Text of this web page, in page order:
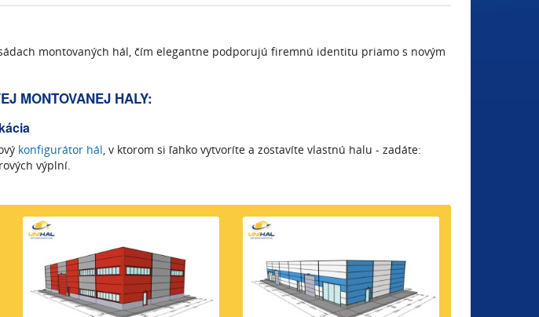
montovaných hál, čím elegantne podporujú firemnú identitu priamo s novým
MONTOVANEJ HALY:
konfigurátor hál, v ktorom si ľahko vytvoríte a zostavíte vlastnú halu - zadáte:
výplní.